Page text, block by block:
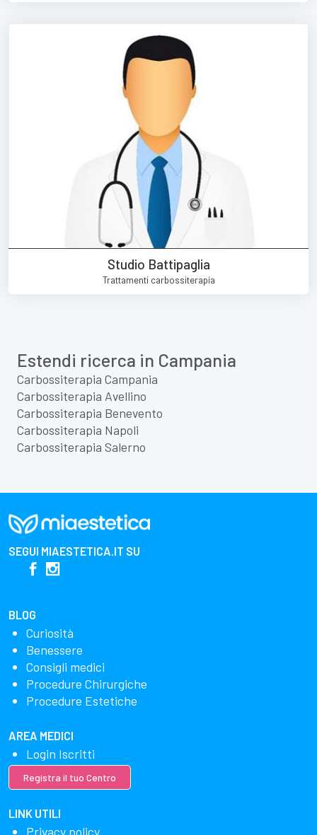
Studio Battipaglia
Trattamenti carbossiterapia
Estendi ricerca in Campania
Carbossiterapia Campania
Carbossiterapia Avellino
Carbossiterapia Benevento
Carbossiterapia Napoli
Carbossiterapia Salerno
SEGUI MIAESTETICA.IT SU
BLOG
Curiosità
Benessere
Consigli medici
Procedure Chirurgiche
Procedure Estetiche
AREA MEDICI
Login Iscritti
Registra il tuo Centro
LINK UTILI
Privacy policy